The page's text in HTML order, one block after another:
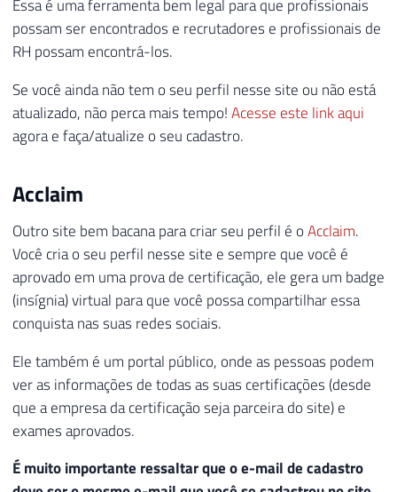
Essa é uma ferramenta bem legal para que profissionais
possam ser encontrados e recrutadores e profissionais de
RH possam encontrá-los.
Se você ainda não tem o seu perfil nesse site ou não está
atualizado, não perca mais tempo!Acesse este link aqui
agora e faça/atualize o seu cadastro.
Acclaim
Outro site bem bacana para criar seu perfil é oAcclaim.
Você cria o seu perfil nesse site e sempre que você é
aprovado em uma prova de certificação, ele gera um badge
(insígnia) virtual para que você possa compartilhar essa
conquista nas suas redes sociais.
Ele também é um portal público, onde as pessoas podem
ver as informações de todas as suas certificações (desde
que a empresa da certificação seja parceira do site) e
exames aprovados.
É muito importante ressaltar que o e-mail de cadastro